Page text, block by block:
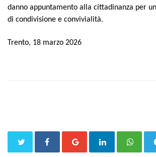
danno appuntamento alla cittadinanza per
di condivisione e convivialità.
Trento, 18 marzo 2026